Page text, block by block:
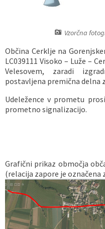
Vzorčna
Občina Cerklje na
LC039111 Visoko – Luže –
Velesovem, zaradi
postavljena premična delna
Udeležence v prometu
prometno signalizacijo.
Grafični prikaz območja
(relacija zapore je označena
Medobčinski inšpektorat